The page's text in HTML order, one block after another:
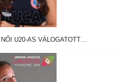
U20-AS VÁLOGATOTT…